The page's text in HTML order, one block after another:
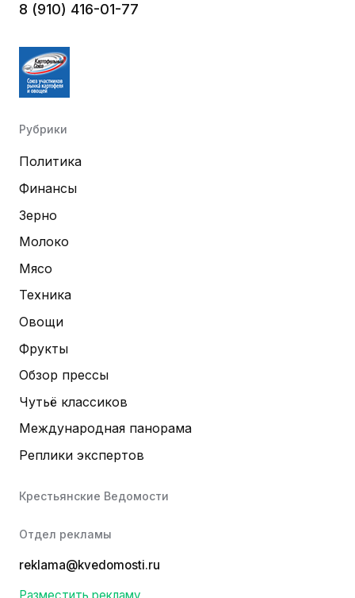
8 (910) 416-01-77
Рубрики
Политика
Финансы
Зерно
Молоко
Мясо
Техника
Овощи
Фрукты
Обзор прессы
Чутьё классиков
Международная панорама
Реплики экспертов
Крестьянские Ведомости
Отдел рекламы
reklama@kvedomosti.ru